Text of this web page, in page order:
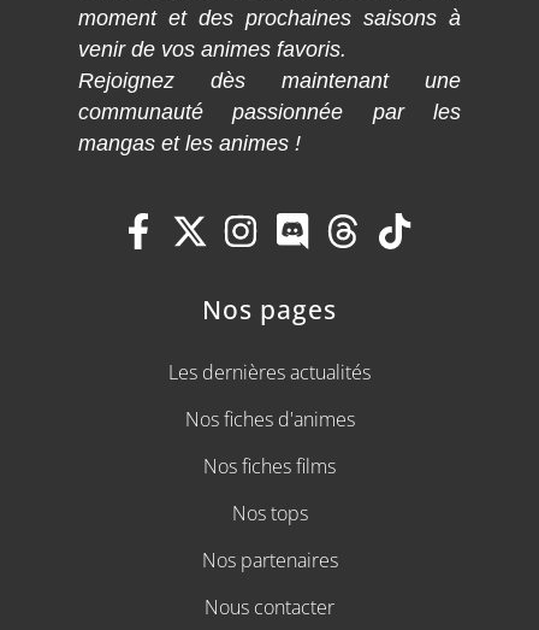
moment et des prochaines saisons à
venir de vos animes favoris.
Rejoignez dès maintenant une
communauté passionnée par les
mangas et les animes !
Nos pages
Les dernières actualités
Nos fiches d'animes
Nos fiches films
Nos tops
Nos partenaires
Nous contacter